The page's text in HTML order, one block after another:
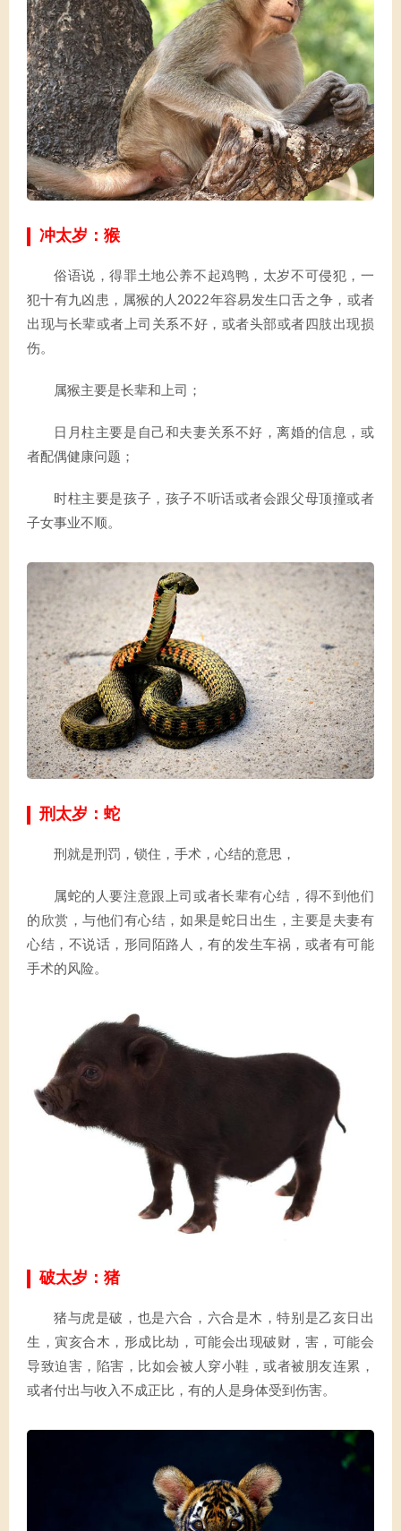
冲太岁：猴
俗语说，得罪土地公养不起鸡鸭，太岁不可侵犯，一
犯十有九凶患，属猴的人2022年容易发生口舌之争，或者
出现与长辈或者上司关系不好，或者头部或者四肢出现损
伤。
属猴主要是长辈和上司；
日月柱主要是自己和夫妻关系不好，离婚的信息，或
者配偶健康问题；
时柱主要是孩子，孩子不听话或者会跟父母顶撞或者
子女事业不顺。
刑太岁：蛇
刑就是刑罚，锁住，手术，心结的意思，
属蛇的人要注意跟上司或者长辈有心结，得不到他们
的欣赏，与他们有心结，如果是蛇日出生，主要是夫妻有
心结，不说话，形同陌路人，有的发生车祸，或者有可能
手术的风险。
破太岁：猪
猪与虎是破，也是六合，六合是木，特别是乙亥日出
生，寅亥合木，形成比劫，可能会出现破财，害，可能会
导致迫害，陷害，比如会被人穿小鞋，或者被朋友连累，
或者付出与收入不成正比，有的人是身体受到伤害。